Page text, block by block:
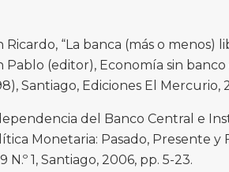
“La banca (más o menos)
Pablo (editor), Economía sin
Santiago, Ediciones El Mercurio,
del Banco Central e
Monetaria: Pasado, Presente y
N.º 1, Santiago, 2006, pp. 5-23.